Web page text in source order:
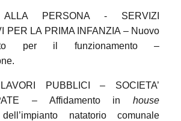
ALLA PERSONA - SERVIZI
PER LA PRIMA INFANZIA – Nuovo
per il funzionamento –
PUBBLICI – SOCIETA’
– Affidamento in house
dell’impianto natatorio comunale